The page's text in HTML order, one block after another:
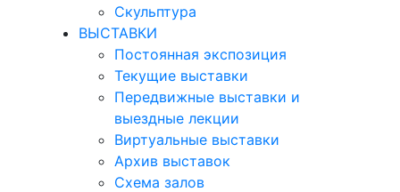
Скульптура
ВЫСТАВКИ
Постоянная экспозиция
Текущие выставки
Передвижные выставки и
выездные лекции
Виртуальные выставки
Архив выставок
Схема залов